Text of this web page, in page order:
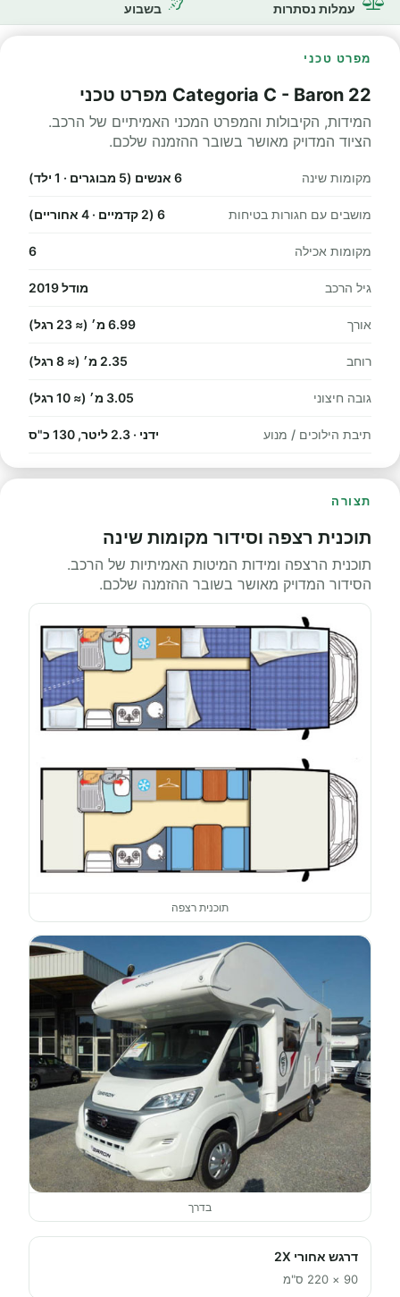
עמלות נסתרות
בשבוע
מפרט טכני
Categoria C - Baron 22 מפרט טכני
המידות, הקיבולות והמפרט המכני האמיתיים של הרכב.
הציוד המדויק מאושר בשובר ההזמנה שלכם.
מקומות שינה 6 אנשים (5 מבוגרים · 1 ילד)
מושבים עם חגורות בטיחות 6 (2 קדמיים · 4 אחוריים)
מקומות אכילה 6
גיל הרכב מודל 2019
אורך 6.99 מ׳ (≈ 23 רגל)
רוחב 2.35 מ׳ (≈ 8 רגל)
גובה חיצוני 3.05 מ׳ (≈ 10 רגל)
תיבת הילוכים / מנוע ידני · 2.3 ליטר, 130 כ"ס
תצורה
תוכנית רצפה וסידור מקומות שינה
תוכנית הרצפה ומידות המיטות האמיתיות של הרכב.
הסידור המדויק מאושר בשובר ההזמנה שלכם.
תוכנית רצפה
בדרך
דרגש אחורי 2X
90 × 220 ס"מ